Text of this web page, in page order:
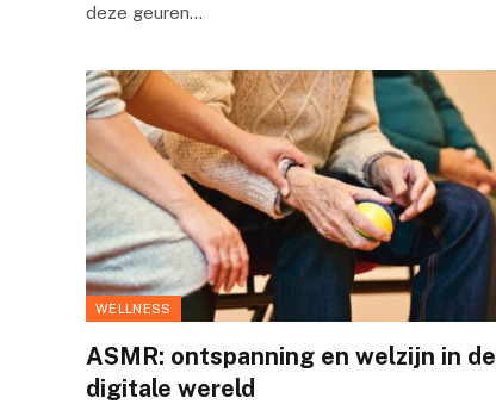
deze geuren…
WELLNESS
ASMR: ontspanning en welzijn in de
digitale wereld